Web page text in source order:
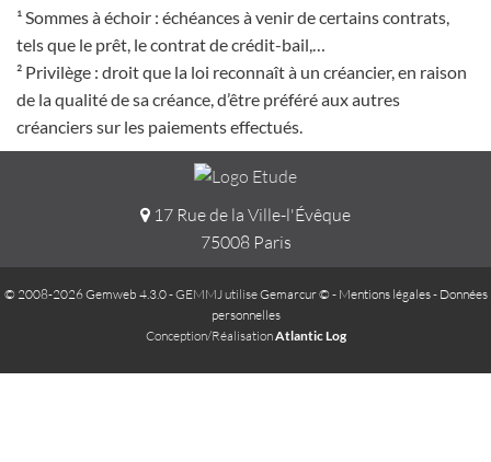
¹ Sommes à échoir : échéances à venir de certains contrats,
tels que le prêt, le contrat de crédit-bail,…
² Privilège : droit que la loi reconnaît à un créancier, en raison
de la qualité de sa créance, d’être préféré aux autres
créanciers sur les paiements effectués.
17 Rue de la Ville-l'Évêque
75008 Paris
© 2008-2026 Gemweb 4.3.0- GEMMJ utiliseGemarcur © - Mentions légales- Données
personnelles
Conception/RéalisationAtlantic Log